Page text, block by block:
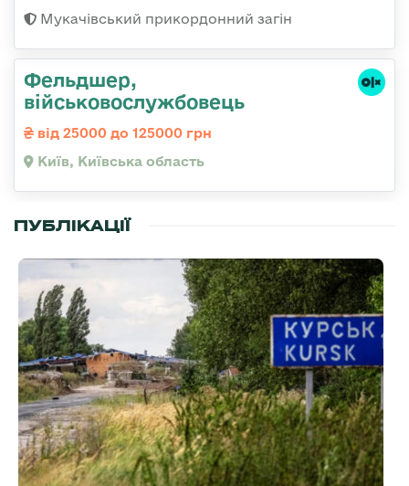
Мукачівський прикордонний загін
Фельдшер,
військовослужбовець
від 25000 до 125000 грн
Київ, Київська область
ПУБЛІКАЦІЇ